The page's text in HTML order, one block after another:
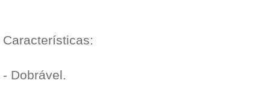
Características:
- Dobrável.